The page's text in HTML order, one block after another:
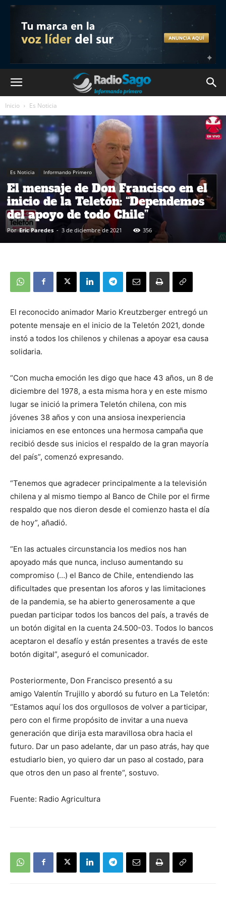
Inicio Es Noticia
Es Noticia Informando Primero
El mensaje de Don Francisco en el
inicio de la Teletón: “Dependemos
del apoyo de todo Chile”
Por Eric Paredes - 3 de diciembre de 2021 356
El reconocido animador Mario Kreutzberger entregó un
potente mensaje en el inicio de la Teletón 2021, donde
instó a todos los chilenos y chilenas a apoyar esa causa
solidaria.
“Con mucha emoción les digo que hace 43 años, un 8 de
diciembre del 1978, a esta misma hora y en este mismo
lugar se inició la primera Teletón chilena, con mis
jóvenes 38 años y con una ansiosa inexperiencia
iniciamos en ese entonces una hermosa campaña que
recibió desde sus inicios el respaldo de la gran mayoría
del país”, comenzó expresando.
“Tenemos que agradecer principalmente a la televisión
chilena y al mismo tiempo al Banco de Chile por el firme
respaldo que nos dieron desde el comienzo hasta el día
de hoy”, añadió.
“En las actuales circunstancia los medios nos han
apoyado más que nunca, incluso aumentando su
compromiso (…) el Banco de Chile, entendiendo las
dificultades que presentan los aforos y las limitaciones
de la pandemia, se ha abierto generosamente a que
puedan participar todos los bancos del país, a través de
un botón digital en la cuenta 24.500-03. Todos lo bancos
aceptaron el desafío y están presentes a través de este
botón digital”, aseguró el comunicador.
Posteriormente, Don Francisco presentó a su
amigo Valentín Trujillo y abordó su futuro en La Teletón:
“Estamos aquí los dos orgullosos de volver a participar,
pero con el firme propósito de invitar a una nueva
generación que dirija esta maravillosa obra hacia el
futuro. Dar un paso adelante, dar un paso atrás, hay que
estudiarlo bien, yo quiero dar un paso al costado, para
que otros den un paso al frente“, sostuvo.
Fuente: Radio Agricultura